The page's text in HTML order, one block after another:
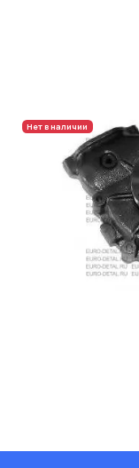
Нет в наличии